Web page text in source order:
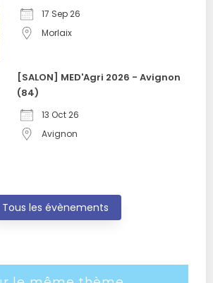
17 Sep 26
Morlaix
[SALON] MED'Agri 2026 - Avignon
(84)
13 Oct 26
Avignon
Tous les évènements